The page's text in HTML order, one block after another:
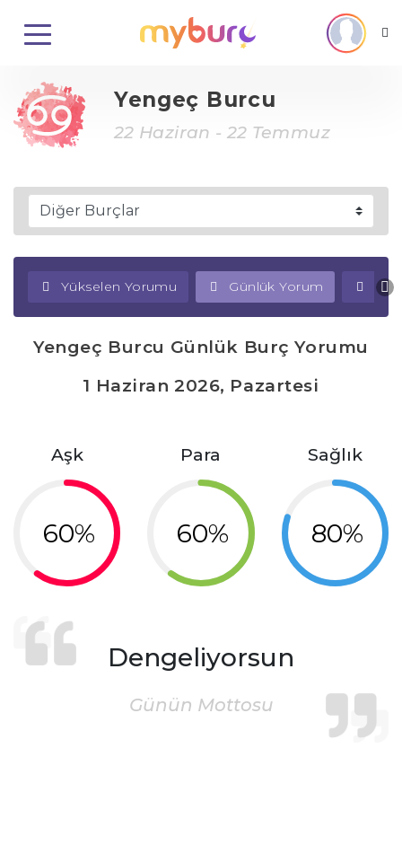
Yengeç Burcu
22 Haziran - 22 Temmuz
Yükselen Yorumu Günlük Yorum
Yengeç Burcu Günlük Burç Yorumu
1 Haziran 2026, Pazartesi
Aşk
60%
Para
60%
Sağlık
80%
Dengeliyorsun
Günün Mottosu